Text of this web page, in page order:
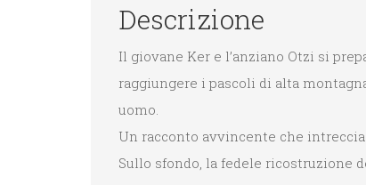
Descrizione
Il giovane Ker e l’anziano Otzi si
raggiungere i pascoli di alta
uomo.
Un racconto avvincente che
Sullo sfondo, la fedele ricostruzione